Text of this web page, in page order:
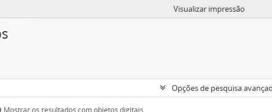
Visualizar impressão
Opções de pesquisa
Mostrar os resultados com objetos digitais